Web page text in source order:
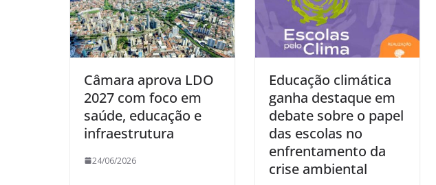
Câmara aprova LDO
2027 com foco em
saúde, educação e
infraestrutura
24/06/2026
Educação climática
ganha destaque em
debate sobre o papel
das escolas no
enfrentamento da
crise ambiental